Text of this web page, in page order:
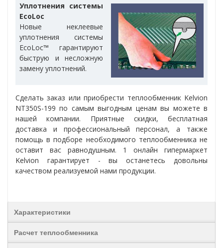
Уплотнения системы
EcoLoc
Новые неклеевые
уплотнения системы
EcoLoc™ гарантируют
быструю и несложную
замену уплотнений.
Сделать заказ или приобрести теплообменник Kelvion
NT350S-199 по самым выгодным ценам вы можете в
нашей компании. Приятные скидки, бесплатная
доставка и профессиональный персонал, а также
помощь в подборе необходимого теплообменника не
оставит вас равнодушным. 1 онлайн гипермаркет
Kelvion гарантирует - вы останетесь довольны
качеством реализуемой нами продукции.
Характеристики
Расчет теплообменника